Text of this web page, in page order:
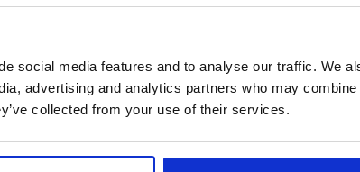
social media features and to analyse our traffic. We
advertising and analytics partners who may combine
collected from your use of their services.
til at bekæmpe rotter og andre skadedyr i
jagtlyst tilbage i sig fra dengang. Malteseren er dog
Hunderacen er kendetegnet ved at være en glad, nem,
er en af grundene til malteserens popularitet som kæledyr.